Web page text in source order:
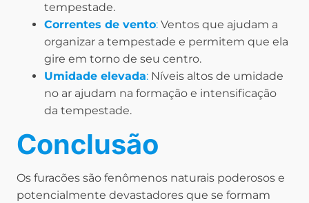
tempestade.
Correntes de vento: Ventos que ajudam a
organizar a tempestade e permitem que ela
gire em torno de seu centro.
Umidade elevada: Níveis altos de umidade
no ar ajudam na formação e intensificação
da tempestade.
Conclusão
Os furacões são fenômenos naturais poderosos e
potencialmente devastadores que se formam